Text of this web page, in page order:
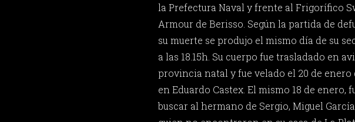
la Prefectura Naval y frente al Frigorífico
Armour de Berisso. Según la partida de
su muerte se produjo el mismo día de su
a las 18.15h. Su cuerpo fue trasladado en
provincia natal y fue velado el 20 de enero
en Eduardo Castex. El mismo 18 de enero,
buscar al hermano de Sergio, Miguel